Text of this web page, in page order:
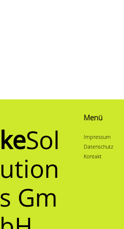
keSol
ution
s Gm
Menü
Impressum
Datenschutz
Kontakt